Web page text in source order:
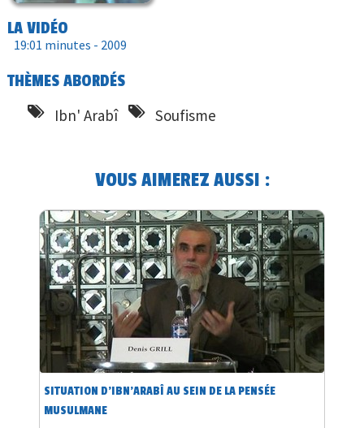
LA VIDÉO
19:01 minutes - 2009
THÈMES ABORDÉS
Ibn' Arabî Soufisme
VOUS AIMEREZ AUSSI :
SITUATION D'IBN'ARABÎ AU SEIN DE LA PENSÉE
MUSULMANE